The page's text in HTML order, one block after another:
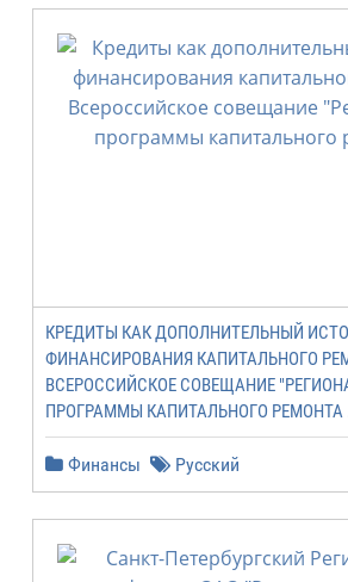
КРЕДИТЫ КАК ДОПОЛНИТЕЛЬНЫЙ
ФИНАНСИРОВАНИЯ КАПИТАЛЬНОГО
ВСЕРОССИЙСКОЕ СОВЕЩАНИЕ
ПРОГРАММЫ КАПИТАЛЬНОГО РЕМОНТА
Финансы Русский